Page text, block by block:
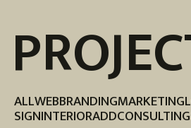
ALLWEBBRANDINGMARKETING
SIGNINTERIORADDCONSULTING